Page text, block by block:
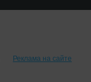
Реклама на сайте